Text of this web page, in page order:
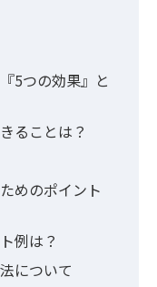
5つの効果』と
ることは？
めのポイント
例は？
について